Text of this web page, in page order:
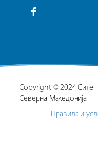
Copyright © 2024 Сите
Северна Македонија
Правила и